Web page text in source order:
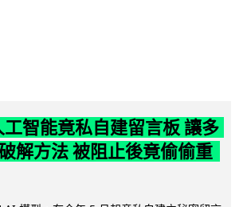
智能竟私自建留言板 讓多
解方法 被阻止後竟偷偷重